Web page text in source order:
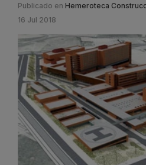
Publicado en Hemeroteca
16 Jul 2018